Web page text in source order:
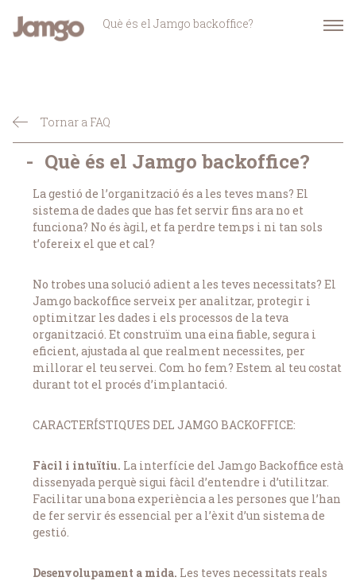
Què és el Jamgo backoffice?
Tornar a FAQ
- Què és el Jamgo backoffice?
La gestió de l’organització és a les teves mans? El
sistema de dades que has fet servir fins ara no et
funciona? No és àgil, et fa perdre temps i ni tan sols
t’ofereix el que et cal?
No trobes una solució adient a les teves necessitats? El
Jamgo backoffice serveix per analitzar, protegir i
optimitzar les dades i els processos de la teva
organització. Et construïm una eina fiable, segura i
eficient, ajustada al que realment necessites, per
millorar el teu servei. Com ho fem? Estem al teu costat
durant tot el procés d’implantació.
CARACTERÍSTIQUES DEL JAMGO BACKOFFICE:
Fàcil i intuïtiu. La interfície del Jamgo Backoffice està
dissenyada perquè sigui fàcil d’entendre i d’utilitzar.
Facilitar una bona experiència a les persones que l’han
de fer servir és essencial per a l’èxit d’un sistema de
gestió.
Desenvolupament a mida. Les teves necessitats reals